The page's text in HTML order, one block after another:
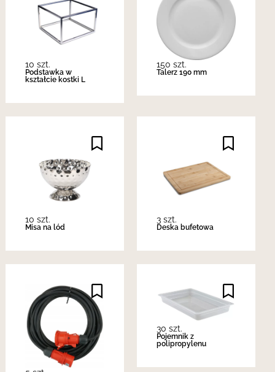
10 szt.
Podstawka w
kształcie kostki L
150 szt.
Talerz 190 mm
10 szt.
Misa na lód
3 szt.
Deska bufetowa
30 szt.
Pojemnik z
polipropylenu